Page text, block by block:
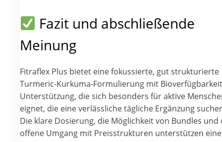
Fazit und abschließende
Meinung
Fitraflex Plus bietet eine fokussierte, gut strukturierte
Turmeric-Kurkuma-Formulierung mit
Unterstützung, die sich besonders für aktive
eignet, die eine verlässliche tägliche Ergänzung
Die klare Dosierung, die Möglichkeit von Bundles und
offene Umgang mit Preisstrukturen unterstützen eine